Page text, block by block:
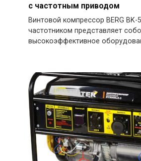
с частотным приводом
Винтовой компрессор BERG BK-
частотником представляет
высокоэффективное